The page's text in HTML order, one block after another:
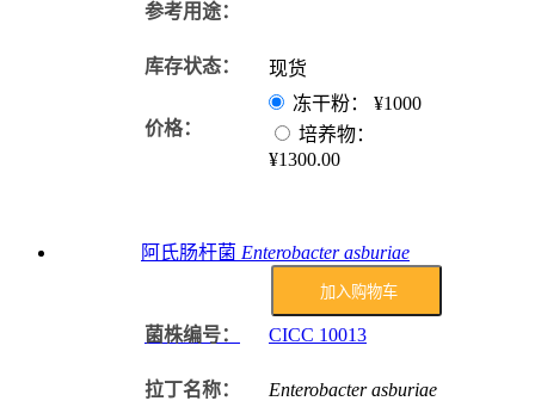
参考用途：
库存状态： 现货
价格：
冻干粉：
¥1000
培养物：
¥1300.00
阿氏肠杆菌 Enterobacter asburiae
加入购物车
菌株编号： CICC 10013
拉丁名称： Enterobacter asburiae